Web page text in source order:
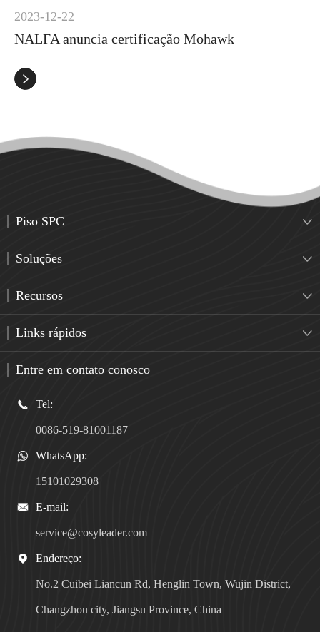
2023-12-22
NALFA anuncia certificação Mohawk

Piso SPC 
Soluções 
Recursos 
Links rápidos 
Entre em contato conosco
 Tel:
0086-519-81001187
 WhatsApp:
15101029308
 E-mail:
service@cosyleader.com
 Endereço:
No.2 Cuibei Liancun Rd, Henglin Town, Wujin District,
Changzhou city, Jiangsu Province, China